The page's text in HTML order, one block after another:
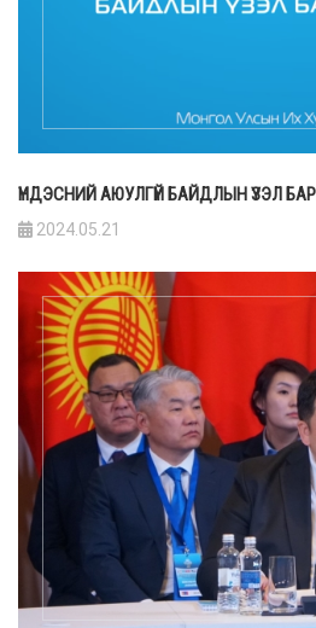
ҮНДЭСНИЙ АЮУЛГҮЙ БАЙДЛЫН ҮЗЭЛ
2024.05.21